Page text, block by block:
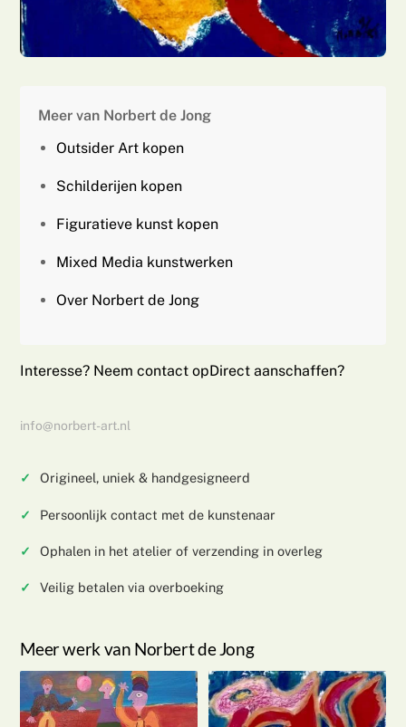
Meer van Norbert de Jong
Outsider Art kopen
Schilderijen kopen
Figuratieve kunst kopen
Mixed Media kunstwerken
Over Norbert de Jong
Interesse? Neem contact opDirect aanschaffen?
info@norbert-art.nl
Origineel, uniek & handgesigneerd
Persoonlijk contact met de kunstenaar
Ophalen in het atelier of verzending in overleg
Veilig betalen via overboeking
Meer werk van Norbert de Jong